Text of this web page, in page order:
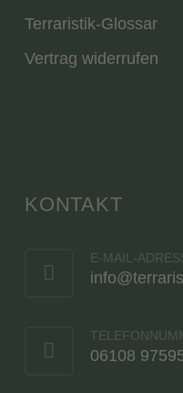
Terraristik-Glossar
Vertrag widerrufen
KONTAKT
E-MAIL-
06108